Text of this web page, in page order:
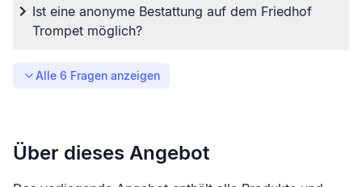
Ist eine anonyme Bestattung auf dem Friedhof
Trompet möglich?
Alle 6 Fragen anzeigen
Über dieses Angebot